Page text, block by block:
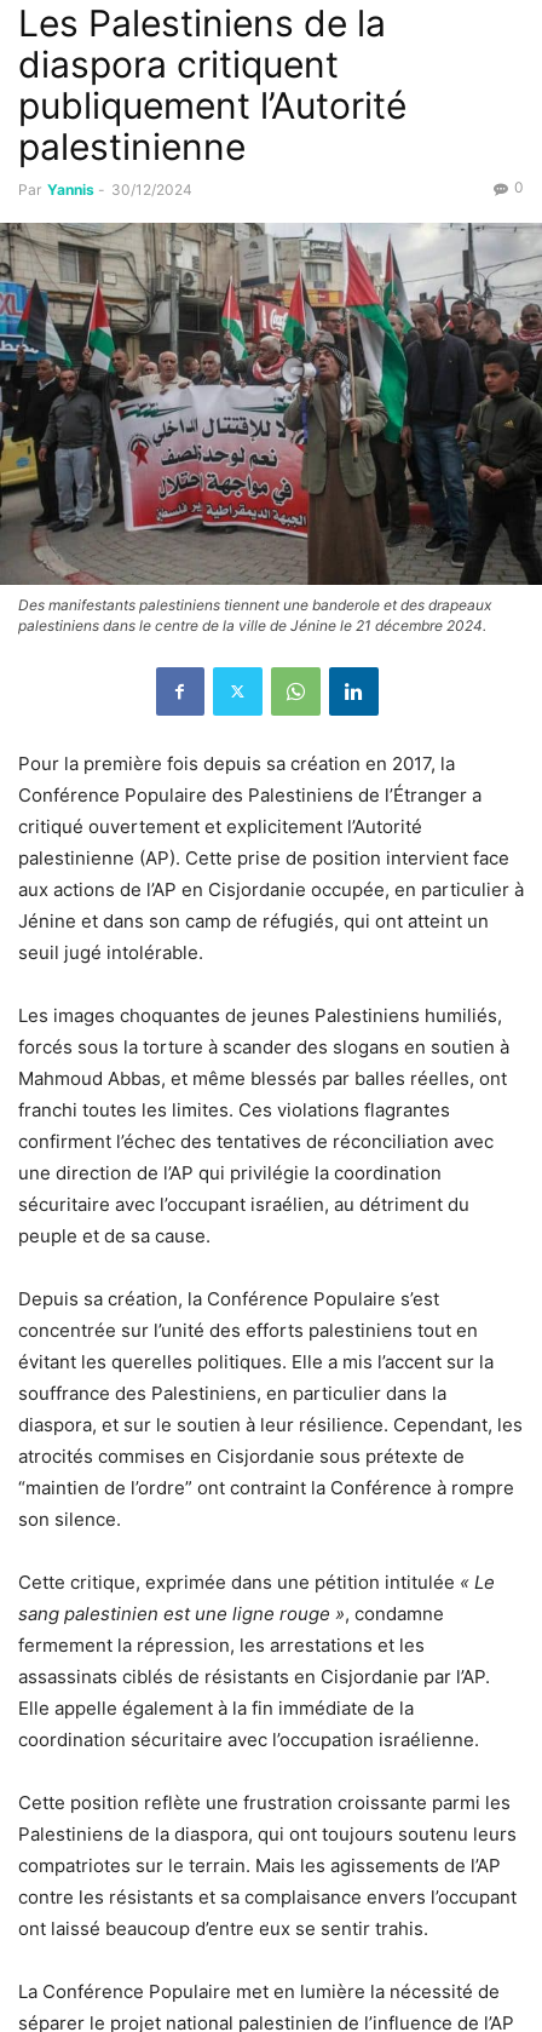
Les Palestiniens de la
diaspora critiquent
publiquement l’Autorité
palestinienne
Par Yannis - 30/12/2024 0
Des manifestants palestiniens tiennent une banderole et des drapeaux
palestiniens dans le centre de la ville de Jénine le 21 décembre 2024.
Pour la première fois depuis sa création en 2017, la
Conférence Populaire des Palestiniens de l’Étranger a
critiqué ouvertement et explicitement l’Autorité
palestinienne (AP). Cette prise de position intervient face
aux actions de l’AP en Cisjordanie occupée, en particulier à
Jénine et dans son camp de réfugiés, qui ont atteint un
seuil jugé intolérable.
Les images choquantes de jeunes Palestiniens humiliés,
forcés sous la torture à scander des slogans en soutien à
Mahmoud Abbas, et même blessés par balles réelles, ont
franchi toutes les limites. Ces violations flagrantes
confirment l’échec des tentatives de réconciliation avec
une direction de l’AP qui privilégie la coordination
sécuritaire avec l’occupant israélien, au détriment du
peuple et de sa cause.
Depuis sa création, la Conférence Populaire s’est
concentrée sur l’unité des efforts palestiniens tout en
évitant les querelles politiques. Elle a mis l’accent sur la
souffrance des Palestiniens, en particulier dans la
diaspora, et sur le soutien à leur résilience. Cependant, les
atrocités commises en Cisjordanie sous prétexte de
“maintien de l’ordre” ont contraint la Conférence à rompre
son silence.
Cette critique, exprimée dans une pétition intitulée « Le
sang palestinien est une ligne rouge », condamne
fermement la répression, les arrestations et les
assassinats ciblés de résistants en Cisjordanie par l’AP.
Elle appelle également à la fin immédiate de la
coordination sécuritaire avec l’occupation israélienne.
Cette position reflète une frustration croissante parmi les
Palestiniens de la diaspora, qui ont toujours soutenu leurs
compatriotes sur le terrain. Mais les agissements de l’AP
contre les résistants et sa complaisance envers l’occupant
ont laissé beaucoup d’entre eux se sentir trahis.
La Conférence Populaire met en lumière la nécessité de
séparer le projet national palestinien de l’influence de l’AP